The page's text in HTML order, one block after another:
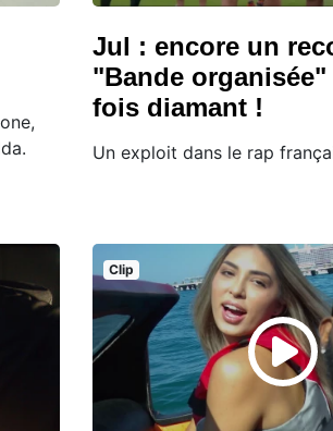
Jul : encore un
"Bande
fois diamant !
Un exploit dans le rap
Clip